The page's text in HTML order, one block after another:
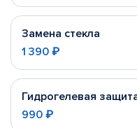
Замена стекла
1 390 ₽
Гидрогелевая
990 ₽